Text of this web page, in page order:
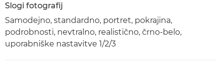
Slogi fotografij
Samodejno, standardno, portret, pokrajina,
podrobnosti, nevtralno, realistično, črno-belo,
uporabniške nastavitve 1/2/3